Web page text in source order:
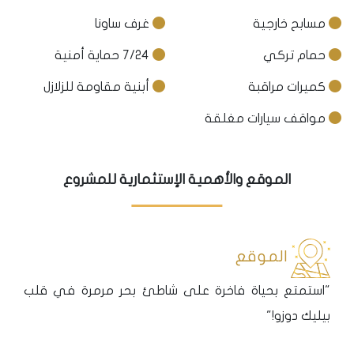
مسابح خارجية غرف ساونا
حمام تركي
كميرات مراقبة أبنية مقاومة للزلازل
مواقف سيارات مغلقة
الموقع والأهمية الإستثمارية للمشروع
الموقع
"استمتع بحياة فاخرة على شاطئ بحر مرمرة في قلب
بيليك دوزو!"